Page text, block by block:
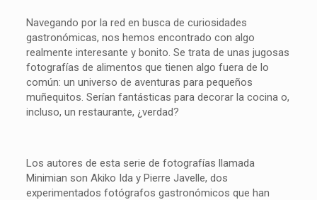
Navegando por la red en busca de curiosidades
gastronómicas, nos hemos encontrado con algo
realmente interesante y bonito. Se trata de unas jugosas
fotografías de alimentos que tienen algo fuera de lo
común: un universo de aventuras para pequeños
muñequitos. Serían fantásticas para decorar la cocina o,
incluso, un restaurante, ¿verdad?
Los autores de esta serie de fotografías llamada
Minimian son Akiko Ida y Pierre Javelle, dos
experimentados fotógrafos gastronómicos que han